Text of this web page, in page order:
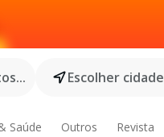
Escolher cidade
Saúde Outros Revista